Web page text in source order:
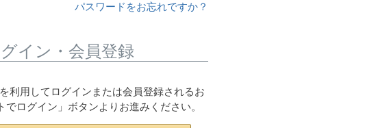
パスワードをお忘れですか？
イン・会員登録
利用してログインまたは会員登録されるお
ログイン」ボタンよりお進みください。